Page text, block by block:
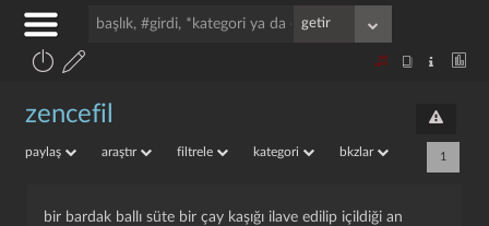
zencefil
paylaş araştır filtrele kategori bkzlar 1
bir bardak ballı süte bir çay kaşığı ilave edilip içildiği an